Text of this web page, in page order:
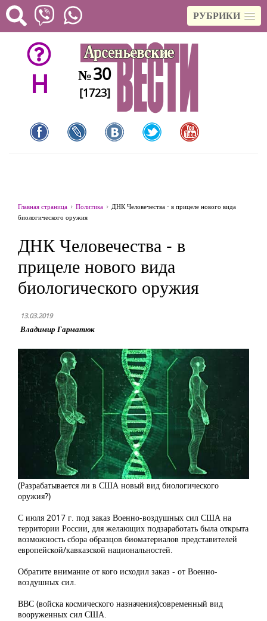
РУБРИКИ
H №30
[1723]
Главная страница Политика
ДНК Человечества - в прицеле нового вида
биологического оружия
ДНК Человечества - в
прицеле нового вида
биологического оружия
13.03.2019
Владимир Гарматюк
(Разрабатывается ли в США новый вид биологического
оружия?)
С июля 2017 г. под заказ Военно-воздушных сил США на
территории России, для желающих подзаработать была открыта
возможность сбора образцов биоматериалов представителей
европейской/кавказской национальностей.
Обратите внимание от кого исходил заказ - от Военно-
воздушных сил.
ВВС (войска космического назначения)современный вид
вооруженных сил США.